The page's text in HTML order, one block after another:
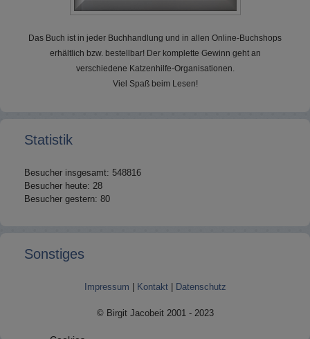
Das Buch ist in jeder Buchhandlung und in allen Online-Buchshops
erhältlich bzw. bestellbar! Der komplette Gewinn geht an
verschiedene Katzenhilfe-Organisationen.
Viel Spaß beim Lesen!
Statistik
Besucher insgesamt: 548816
Besucher heute: 28
Besucher gestern: 80
Sonstiges
Impressum Kontakt| Datenschutz
© Birgit Jacobeit 2001 - 2023